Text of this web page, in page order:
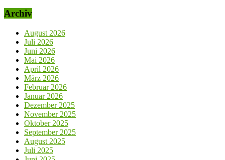
Archiv
August 2026
Juli 2026
Juni 2026
Mai 2026
April 2026
März 2026
Februar 2026
Januar 2026
Dezember 2025
November 2025
Oktober 2025
September 2025
August 2025
Juli 2025